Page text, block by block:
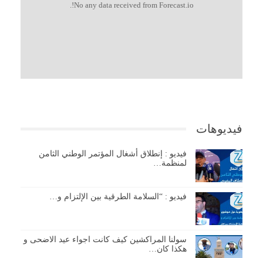
No any data received from Forecast.io!.
فيديوهات
فيديو : إنطلاق أشغال المؤتمر الوطني الثامن
لمنظمة…
فيديو : “السلامة الطرقية بين الإلتزام و…
سولنا المراكشين كيف كانت اجواء عيد الاضحى و
هكذا كان…